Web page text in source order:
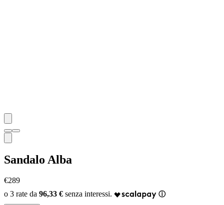
Sandalo Alba
€289
96,33 €